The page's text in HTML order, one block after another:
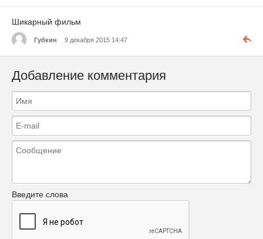
Шикарный фильм
Губкин 9 декабря 2015 14:47
Добавление комментария
Введите слова